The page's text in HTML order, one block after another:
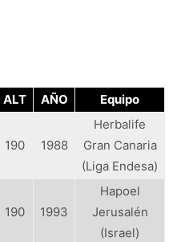
ALT AÑO Equipo
190 1988
Herbalife
Gran Canaria
(Liga Endesa)
190 1993
Hapoel
Jerusalén
(Israel)